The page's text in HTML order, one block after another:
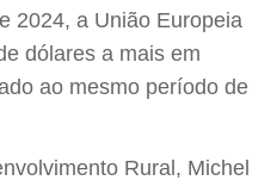
2024, a União Europeia
dólares a mais em
ao mesmo período de
Rural, Michel